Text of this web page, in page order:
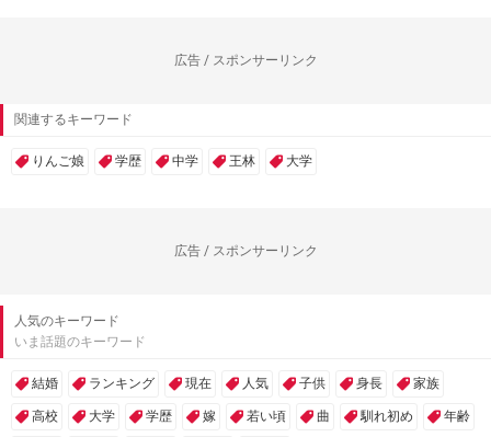
広告 / スポンサーリンク
関連するキーワード
りんご娘 学歴 中学 王林 大学
広告 / スポンサーリンク
人気のキーワード
いま話題のキーワード
結婚 ランキング 現在 人気 子供 身長 家族
高校 大学 学歴 嫁 若い頃 曲 馴れ初め 年齢